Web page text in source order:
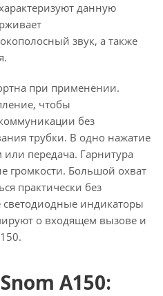
данную
звук, а также
при применении.
чтобы
без
трубки. В одно нажатие
передача. Гарнитура
громкости. Большой охват
практически без
индикаторы
о входящем вызове и
A150: